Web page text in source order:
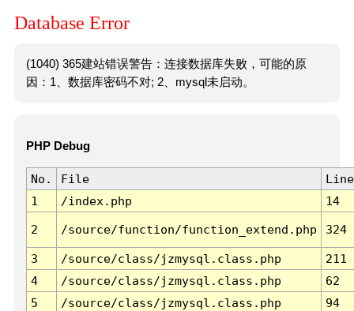
Database Error
(1040) 365建站错误警告：连接数据库失败，可能的原
因：1、数据库密码不对; 2、mysql未启动。
PHP Debug
No. File
Line
1
/index.php 14
2 /source/function/function_extend.php 324
3 /source/class/jzmysql.class.php
211
4
/source/class/jzmysql.class.php
62
5
/source/class/jzmysql.class.php
94